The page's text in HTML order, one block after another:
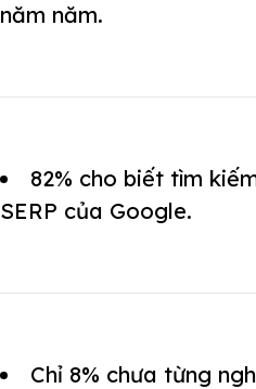
năm năm.
82% cho biết tìm
SERP của Google.
Chỉ 8% chưa từng